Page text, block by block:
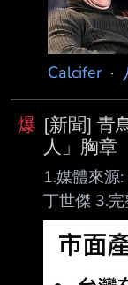
萬安不 要
明。 沈伯
蔣萬安之
？」事後
Calcifer·
爆 [新聞] 青
人」胸章
1.媒體來源
丁世傑 3.
「我是台灣
南韓政府
日止，允